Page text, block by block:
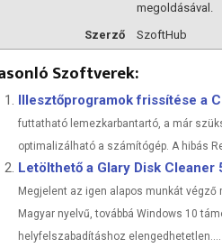
megoldásával.
Szerző
SzoftHub
Szoftverek:
Illesztőprogramok frissítése a
futtatható lemezkarbantartó, a már
optimalizálható a számítógép. A hibás
Letölthető a Glary Disk
Megjelent az igen alapos munkát végző
Magyar nyelvű, továbbá Windows 10
helyfelszabadításhoz elengedhetetlen....